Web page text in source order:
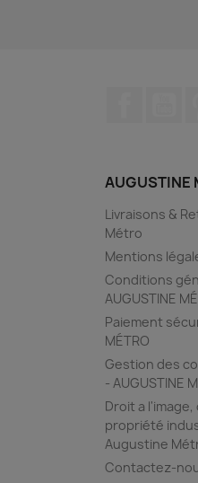
AUGUSTINE
Livraisons &
Métro
Mentions
Conditions
AUGUSTINE
Paiement
MÉTRO
Gestion des
- AUGUSTINE
Droit a
propriété
Augustine
Contactez-